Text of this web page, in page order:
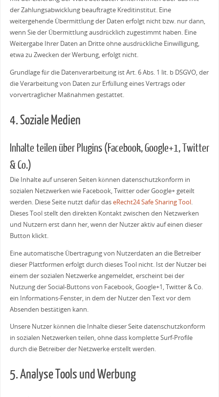
der Zahlungsabwicklung beauftragte Kreditinstitut. Eine
weitergehende Übermittlung der Daten erfolgt nicht bzw. nur dann,
wenn Sie der Übermittlung ausdrücklich zugestimmt haben. Eine
Weitergabe Ihrer Daten an Dritte ohne ausdrückliche Einwilligung,
etwa zu Zwecken der Werbung, erfolgt nicht.
Grundlage für die Datenverarbeitung ist Art. 6 Abs. 1 lit. b DSGVO, der
die Verarbeitung von Daten zur Erfüllung eines Vertrags oder
vorvertraglicher Maßnahmen gestattet.
4. Soziale Medien
Inhalte teilen über Plugins (Facebook, Google+1, Twitter
& Co.)
Die Inhalte auf unseren Seiten können datenschutzkonform in
sozialen Netzwerken wie Facebook, Twitter oder Google+ geteilt
werden. Diese Seite nutzt dafür daseRecht24 Safe Sharing Tool.
Dieses Tool stellt den direkten Kontakt zwischen den Netzwerken
und Nutzern erst dann her, wenn der Nutzer aktiv auf einen dieser
Button klickt.
Eine automatische Übertragung von Nutzerdaten an die Betreiber
dieser Plattformen erfolgt durch dieses Tool nicht. Ist der Nutzer bei
einem der sozialen Netzwerke angemeldet, erscheint bei der
Nutzung der Social-Buttons von Facebook, Google+1, Twitter & Co.
ein Informations-Fenster, in dem der Nutzer den Text vor dem
Absenden bestätigen kann.
Unsere Nutzer können die Inhalte dieser Seite datenschutzkonform
in sozialen Netzwerken teilen, ohne dass komplette Surf-Profile
durch die Betreiber der Netzwerke erstellt werden.
5. Analyse Tools und Werbung